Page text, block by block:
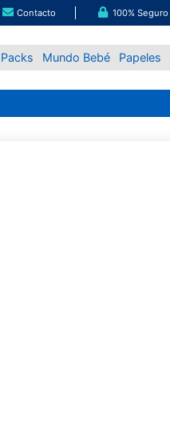
Contacto 100% Seguro
Packs Mundo Bebé Papeles